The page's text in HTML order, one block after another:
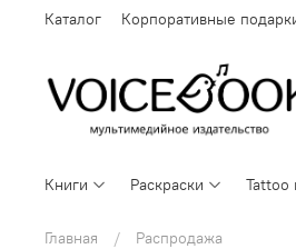
Каталог Корпоративные
Книги Раскраски Tattoo
Главная Распродажа